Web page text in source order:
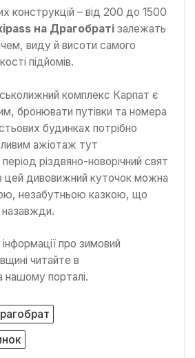
конструкцій – від 200 до 1500
на Драгобраті залежать
виду й висоти самого
підйомів.
комплекс Карпат є
бронювати путівки та номера
будинках потрібно
ажіотаж тут
різдвяно-новорічний свят
дивовижний куточок можна
незабутньою казкою, що
назавжди.
про зимовий
читайте в
нашому порталі.